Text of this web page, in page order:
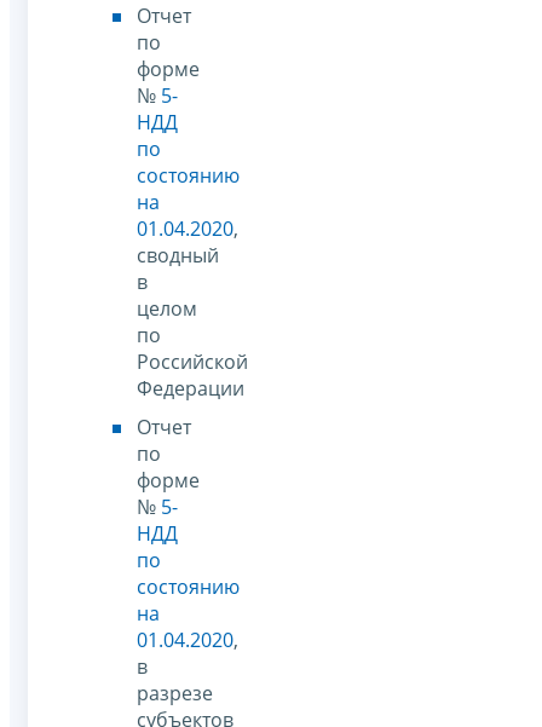
Отчет
по
форме
№ 5-
НДД
по
состоянию
на
01.04.2020,
сводный
в
целом
по
Российской
Федерации
Отчет
по
форме
№ 5-
НДД
по
состоянию
на
01.04.2020,
в
разрезе
субъектов